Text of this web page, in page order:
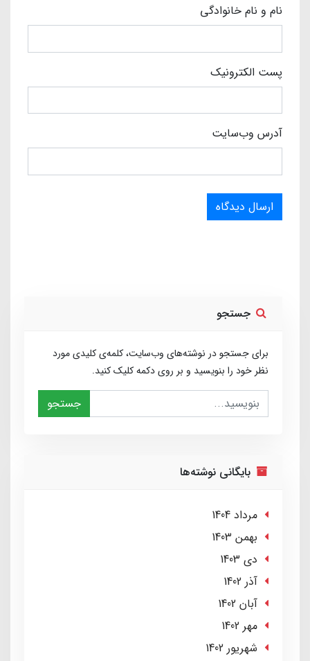
نام و نام خانوادگی
پست الکترونیک
آدرس وب‌سایت
ارسال دیدگاه
جستجو
برای جستجو در نوشته‌های وب‌سایت، کلمه‌ی کلیدی مورد
نظر خود را بنویسید و بر روی دکمه کلیک کنید.
جستجو
بایگانی نوشته‌ها
مرداد 1404
بهمن 1403
دی 1403
آذر 1402
آبان 1402
مهر 1402
شهریور 1402